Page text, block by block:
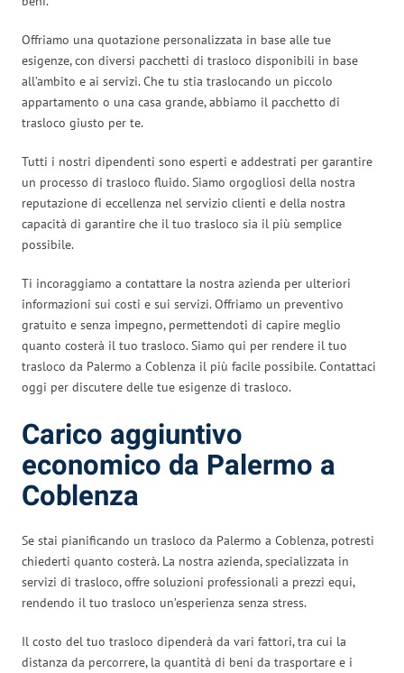
Offriamo una quotazione personalizzata in base alle tue
esigenze, con diversi pacchetti di trasloco disponibili in base
all’ambito e ai servizi. Che tu stia traslocando un piccolo
appartamento o una casa grande, abbiamo il pacchetto di
trasloco giusto per te.
Tutti i nostri dipendenti sono esperti e addestrati per garantire
un processo di trasloco fluido. Siamo orgogliosi della nostra
reputazione di eccellenza nel servizio clienti e della nostra
capacità di garantire che il tuo trasloco sia il più semplice
possibile.
Ti incoraggiamo a contattare la nostra azienda per ulteriori
informazioni sui costi e sui servizi. Offriamo un preventivo
gratuito e senza impegno, permettendoti di capire meglio
quanto costerà il tuo trasloco. Siamo qui per rendere il tuo
trasloco da Palermo a Coblenza il più facile possibile. Contattaci
oggi per discutere delle tue esigenze di trasloco.
Carico aggiuntivo
economico da Palermo a
Coblenza
Se stai pianificando un trasloco da Palermo a Coblenza, potresti
chiederti quanto costerà. La nostra azienda, specializzata in
servizi di trasloco, offre soluzioni professionali a prezzi equi,
rendendo il tuo trasloco un’esperienza senza stress.
Il costo del tuo trasloco dipenderà da vari fattori, tra cui la
distanza da percorrere, la quantità di beni da trasportare e i